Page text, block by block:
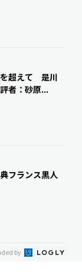
超えて ――是川
者：砂原...
フランス黒人
by